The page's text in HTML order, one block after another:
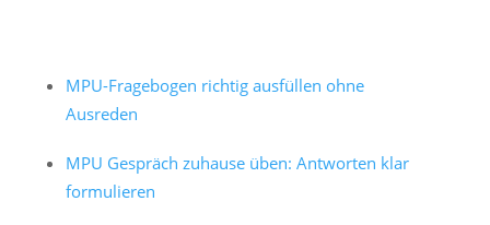
MPU-Fragebogen richtig ausfüllen ohne
Ausreden
MPU Gespräch zuhause üben: Antworten klar
formulieren